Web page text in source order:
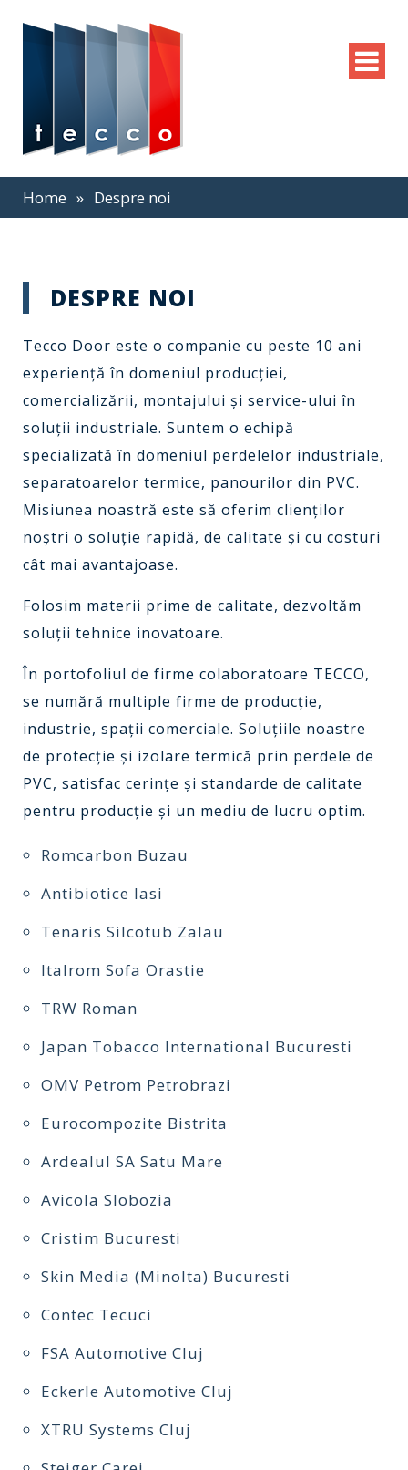
Home » Despre noi
DESPRE NOI
Tecco Door este o companie cu peste 10 ani
experienţă în domeniul producţiei,
comercializării, montajului şi service-ului în
soluţii industriale. Suntem o echipă
specializată în domeniul perdelelor industriale,
separatoarelor termice, panourilor din PVC.
Misiunea noastră este să oferim clienţilor
noştri o soluție rapidă, de calitate şi cu costuri
cât mai avantajoase.
Folosim materii prime de calitate, dezvoltăm
soluții tehnice inovatoare.
În portofoliul de firme colaboratoare TECCO,
se numără multiple firme de producție,
industrie, spații comerciale. Soluțiile noastre
de protecție și izolare termică prin perdele de
PVC, satisfac cerințe și standarde de calitate
pentru producție și un mediu de lucru optim.
Romcarbon Buzau
Antibiotice Iasi
Tenaris Silcotub Zalau
Italrom Sofa Orastie
TRW Roman
Japan Tobacco International Bucuresti
OMV Petrom Petrobrazi
Eurocompozite Bistrita
Ardealul SA Satu Mare
Avicola Slobozia
Cristim Bucuresti
Skin Media (Minolta) Bucuresti
Contec Tecuci
FSA Automotive Cluj
Eckerle Automotive Cluj
XTRU Systems Cluj